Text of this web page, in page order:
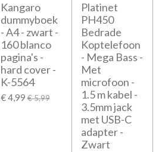
Kangaro
dummyboek
- A4 - zwart -
160 blanco
pagina's -
hard cover -
K-5564
€ 4,99 € 5,99
Platinet
PH450
Bedrade
Koptelefoon
- Mega Bass -
Met
microfoon -
1.5 m kabel -
3.5mm jack
met USB-C
adapter -
Zwart